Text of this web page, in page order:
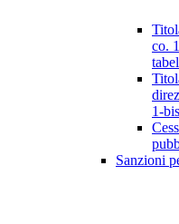
co.
1-
Sanzioni